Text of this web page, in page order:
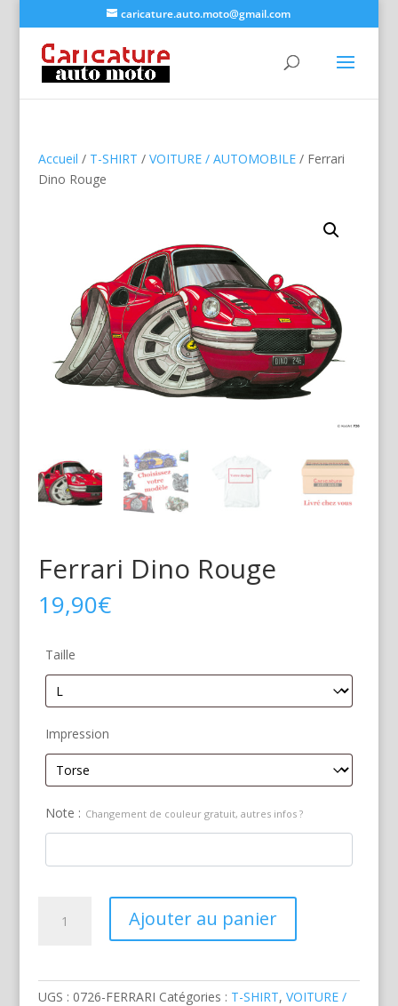
caricature.auto.moto@gmail.com
Accueil / T-SHIRT / VOITURE / AUTOMOBILE/ Ferrari
Dino Rouge
Ferrari Dino Rouge
19,90€
Taille
Impression
Note : Changement de couleur gratuit, autres infos ?
Ajouter au panier
UGS : 0726-FERRARI Catégories : T-SHIRT, VOITURE /